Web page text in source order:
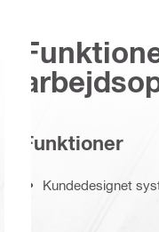
Funktioner
Kundedesignet